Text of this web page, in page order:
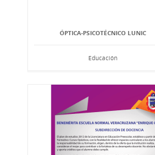
ÓPTICA-PSICOTÉCNICO LUNIC
Educación